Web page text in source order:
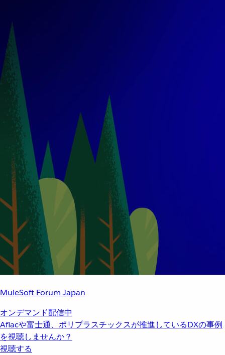
MuleSoft Forum Japan
オンデマンド配信中
Aflacや富士通、ポリプラスチックスが推進しているDXの事例
を視聴しませんか？
視聴する